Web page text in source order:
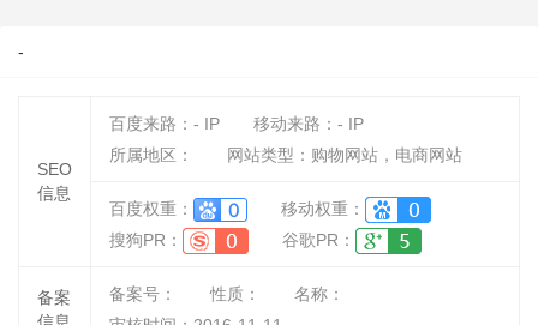
-
SEO
信息
百度来路： - IP 移动来路： - IP
所属地区：
网站类型：购物网站，电商网站
百度权重：
移动权重：
搜狗PR：
谷歌PR：
备案
备案号： 性质：
名称：